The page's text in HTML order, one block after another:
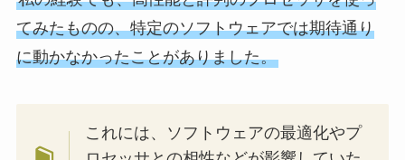
てみたものの、特定のソフトウェアでは期待通り
に動かなかったことがありました。
これには、ソフトウェアの最適化やプ